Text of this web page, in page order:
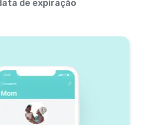
de expiração